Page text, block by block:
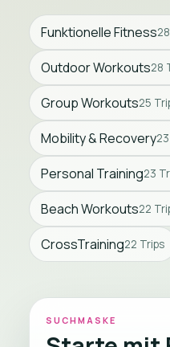
Funktionelle Fitness
Outdoor Workouts28
Group Workouts25
Mobility & Recovery
Personal Training23
Beach Workouts22
CrossTraining22 Trips
SUCHMASKE